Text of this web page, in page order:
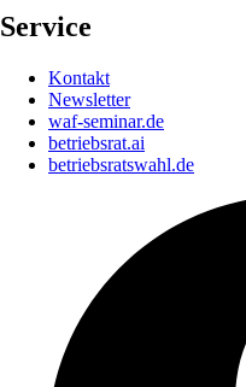
Service
Kontakt
Newsletter
waf-seminar.de
betriebsrat.ai
betriebsratswahl.de